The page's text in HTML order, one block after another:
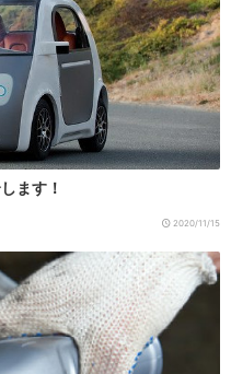
ます！
2020/11/15